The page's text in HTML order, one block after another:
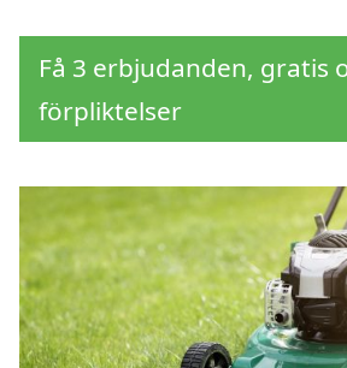
Få 3 erbjudanden, gratis
förpliktelser